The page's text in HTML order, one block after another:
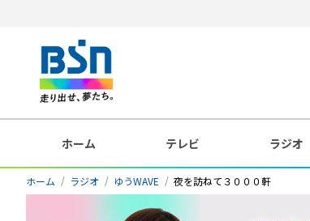
ホーム テレビ ラジオ
ホーム ラジオ ゆうWAVE 夜を訪ねて３０００軒